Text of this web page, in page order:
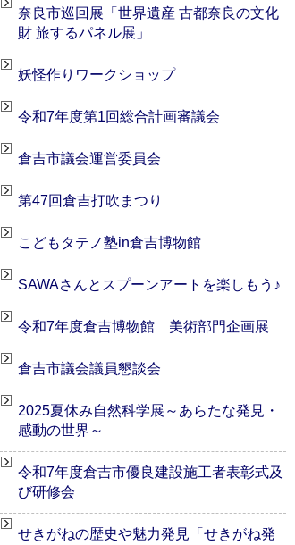
奈良市巡回展「世界遺産 古都奈良の文化
財 旅するパネル展」
妖怪作りワークショップ
令和7年度第1回総合計画審議会
倉吉市議会運営委員会
第47回倉吉打吹まつり
こどもタテノ塾in倉吉博物館
SAWAさんとスプーンアートを楽しもう♪
令和7年度倉吉博物館 美術部門企画展
倉吉市議会議員懇談会
2025夏休み自然科学展～あらたな発見・
感動の世界～
令和7年度倉吉市優良建設施工者表彰式及
び研修会
せきがねの歴史や魅力発見「せきがね発